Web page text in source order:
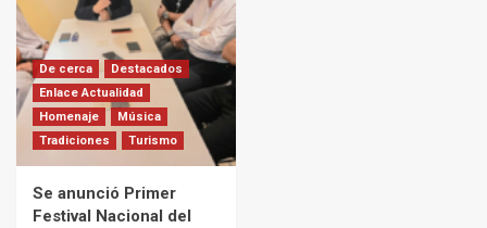
De cerca
Destacados
Enlace Actualidad
Homenaje
Música
Tradiciones
Turismo
Se anunció Primer
Festival Nacional del